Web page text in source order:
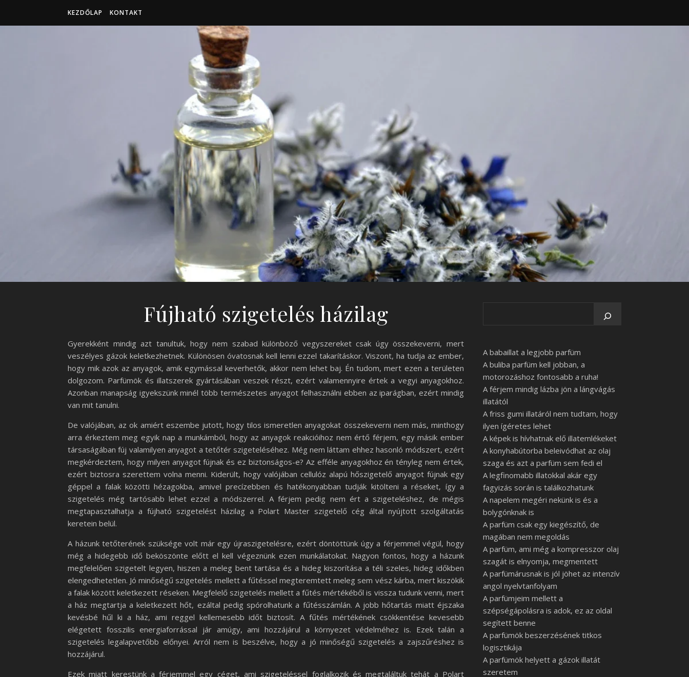
KEZDŐLAP KONTAKT
Fújható szigetelés házilag
Gyerekként mindig azt tanultuk, hogy nem szabad különböző vegyszereket csak úgy összekeverni, mert
veszélyes gázok keletkezhetnek. Különösen óvatosnak kell lenni ezzel takarításkor. Viszont, ha tudja az ember,
hogy mik azok az anyagok, amik egymással keverhetők, akkor nem lehet baj. Én tudom, mert ezen a területen
dolgozom. Parfümök és illatszerek gyártásában veszek részt, ezért valamennyire értek a vegyi anyagokhoz.
Azonban manapság igyekszünk minél több természetes anyagot felhasználni ebben az iparágban, ezért mindig
van mit tanulni.
De valójában, az ok amiért eszembe jutott, hogy tilos ismeretlen anyagokat összekeverni nem más, minthogy
arra érkeztem meg egyik nap a munkámból, hogy az anyagok reakcióihoz nem értő férjem, egy másik ember
társaságában fúj valamilyen anyagot a tetőtér szigeteléséhez. Még nem láttam ehhez hasonló módszert, ezért
megkérdeztem, hogy milyen anyagot fújnak és ez biztonságos-e? Az efféle anyagokhoz én tényleg nem értek,
ezért biztosra szerettem volna menni. Kiderült, hogy valójában cellulóz alapú hőszigetelő anyagot fújnak egy
géppel a falak közötti hézagokba, amivel precízebben és hatékonyabban tudják kitölteni a réseket, így a
szigetelés még tartósabb lehet ezzel a módszerrel. A férjem pedig nem ért a szigeteléshez, de mégis
megtapasztalhatja a fújható szigetelést házilag a Polart Master szigetelő cég által nyújtott szolgáltatás
keretein belül.
A házunk tetőterének szüksége volt már egy újraszigetelésre, ezért döntöttünk úgy a férjemmel végül, hogy
még a hidegebb idő beköszönte előtt el kell végeznünk ezen munkálatokat. Nagyon fontos, hogy a házunk
megfelelően szigetelt legyen, hiszen a meleg bent tartása és a hideg kiszorítása a téli szeles, hideg időkben
elengedhetetlen. Jó minőségű szigetelés mellett a fűtéssel megteremtett meleg sem vész kárba, mert kiszökik
a falak között keletkezett réseken. Megfelelő szigetelés mellett a fűtés mértékéből is vissza tudunk venni, mert
a ház megtartja a keletkezett hőt, ezáltal pedig spórolhatunk a fűtésszámlán. A jobb hőtartás miatt éjszaka
kevésbé hűl ki a ház, ami reggel kellemesebb időt biztosít. A fűtés mértékének csökkentése kevesebb
elégetett fosszilis energiaforrással jár amúgy, ami hozzájárul a környezet védelméhez is. Ezek talán a
szigetelés legalapvetőbb előnyei. Arról nem is beszélve, hogy a jó minőségű szigetelés a zajszűréshez is
hozzájárul.
Ezek miatt kerestünk a férjemmel egy céget, ami szigeteléssel foglalkozik és megtaláltuk tehát a Polart
A babaillat a legjobb parfüm
A buliba parfüm kell jobban, a
motorozáshoz fontosabb a ruha!
A férjem mindig lázba jön a lángvágás
illatától
A friss gumi illatáról nem tudtam, hogy
ilyen ígéretes lehet
A képek is hívhatnak elő illatemlékeket
A konyhabútorba beleivódhat az olaj
szaga és azt a parfüm sem fedi el
A legfinomabb illatokkal akár egy
fagyizás során is találkozhatunk
A napelem megéri nekünk is és a
bolygónknak is
A parfüm csak egy kiegészítő, de
magában nem megoldás
A parfüm, ami még a kompresszor olaj
szagát is elnyomja, megmentett
A parfümárusnak is jól jöhet az intenzív
angol nyelvtanfolyam
A parfümjeim mellett a
szépségápolásra is adok, ez az oldal
segített benne
A parfümök beszerzésének titkos
logisztikája
A parfümök helyett a gázok illatát
szeretem